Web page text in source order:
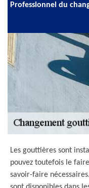
Professionnel du
Les gouttières sont
pouvez toutefois le
savoir-faire